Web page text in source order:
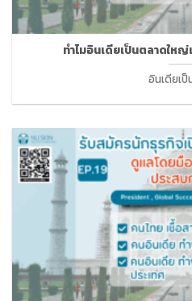
ทำไมอินเดียเป็นตลาดให
อินเดียเป็